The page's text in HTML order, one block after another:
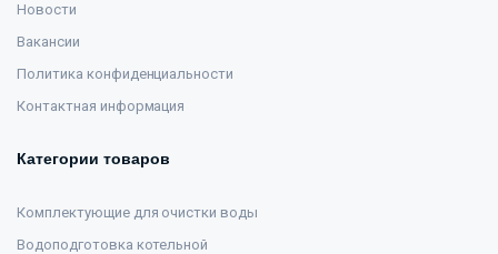
Новости
Вакансии
Политика конфиденциальности
Контактная информация
Категории товаров
Комплектующие для очистки воды
Водоподготовка котельной